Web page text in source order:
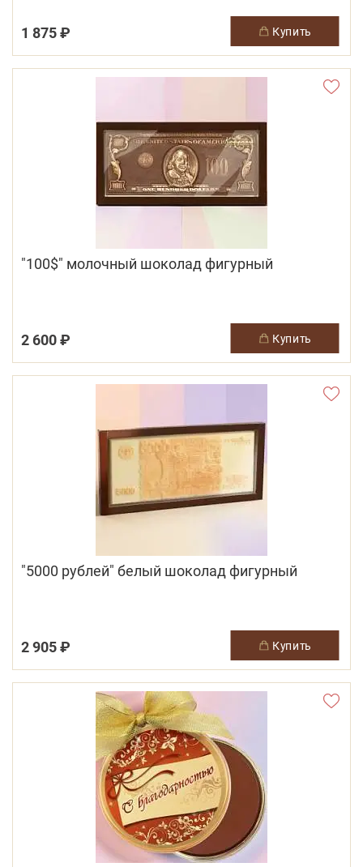
1 875 ₽ купить
"100$" молочный шоколад фигурный
2 600 ₽ купить
"5000 рублей" белый шоколад фигурный
2 905 ₽ купить